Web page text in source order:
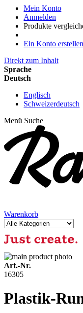
Mein Konto
Anmelden
Produkte
Ein Konto erstellen
Direkt zum Inhalt
Sprache
Deutsch
Englisch
Schweizerdeutsch
Menü Suche
Warenkorb
Art.-Nr.
16305
Plastik-